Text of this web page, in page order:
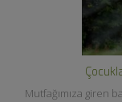
Mutfağımıza giren